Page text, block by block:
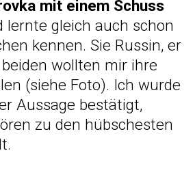
mit einem Schuss
lernte gleich auch schon
kennen. Sie Russin, er
wollten mir ihre
(siehe Foto). Ich wurde
Aussage bestätigt,
zu den hübschesten